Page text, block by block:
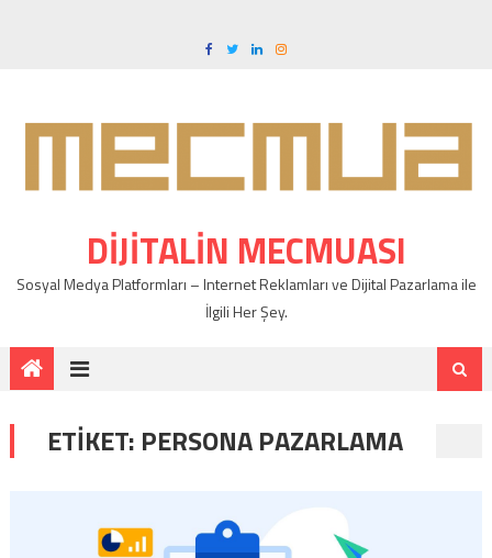
DIJITALIN MECMUASI
Sosyal Medya Platformları – Internet Reklamları ve Dijital Pazarlama ile
İlgili Her Şey.
ETIKET: PERSONA PAZARLAMA